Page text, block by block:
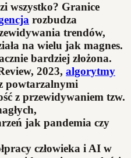
wszystko? Granice
rozbudza
trendów,
na wielu jak magnes.
bardziej złożona.
2023, algorytmy
powtarzalnymi
z przewidywaniem tzw.
jak pandemia czy